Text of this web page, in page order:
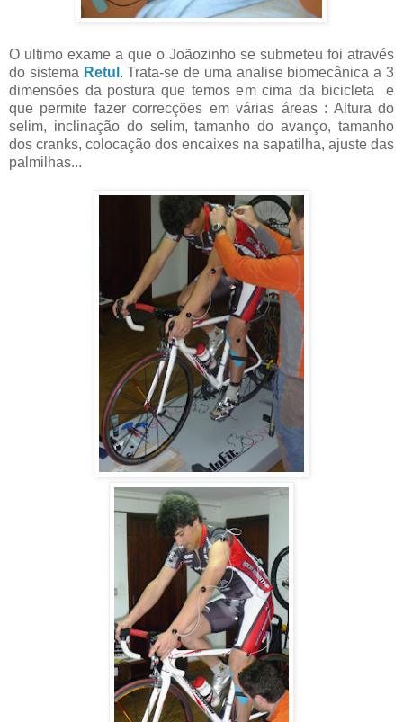
O ultimo exame a que o Joãozinho se submeteu foi através
do sistema Retul . Trata-se de uma analise biomecânica a 3
dimensões da postura que temos em cima da bicicleta e
que permite fazer correcções em várias áreas : Altura do
selim, inclinação do selim, tamanho do avanço, tamanho
dos cranks, colocação dos encaixes na sapatilha, ajuste das
palmilhas...